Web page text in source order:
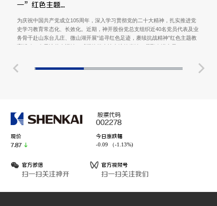
一”红色主题...
为庆祝中国共产党成立105周年，深入学习贯彻党的二十大精神，扎实推进党
史学习教育常态化、长效化。近期，神开股份党总支组织近40名党员代表及业
务骨干赴山东台儿庄、微山湖开展“追寻红色足迹，赓续抗战精神”红色主题教
股票代码
002278
现价
7.87
今日涨跌幅
-0.09 （-1.13%)
官方微信
扫一扫关注神开
官方视频号
扫一扫关注我们